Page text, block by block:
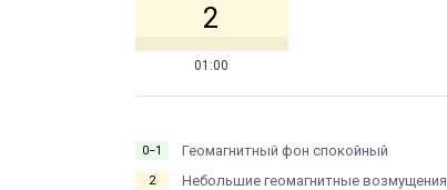
01:00
2
0−1 Геомагнитный фон спокойный
2 Небольшие геомагнитные возмущения